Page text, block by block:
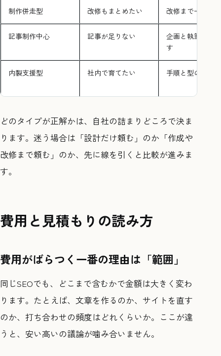
制作併走型 改修もまとめたい 改修まで一気通
記事制作中心 記事が足りない
企画と執筆の量
す
内製支援型 社内で育てたい 手順と型の整備
どのタイプが正解かは、自社の詰まりどころで決ま
ります。迷う場合は「設計だけ頼む」のか「作成や
改修まで頼む」のか、先に線を引くと比較が進みま
す。
費用と見積もりの読み方
費用がばらつく一番の理由は「範囲」
同じSEOでも、どこまで含むかで金額は大きく変わ
ります。たとえば、文章を作るのか、サイトを直す
のか、打ち合わせの頻度はどれくらいか。ここが違
うと、安い高いの議論が噛み合いません。